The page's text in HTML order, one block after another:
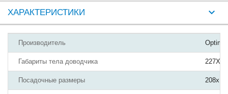
ХАРАКТЕРИСТИКИ
Производитель
Габариты тела доводчика
Посадочные размеры